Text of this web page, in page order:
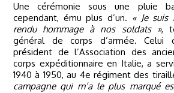
Une cérémonie sous une pluie
cependant, ému plus d’un. « Je suis
rendu hommage à nos soldats »,
général de corps d’armée. Celui
président de l’Association des
corps expéditionnaire en Italie, a
1940 à 1950, au 4e régiment des
campagne qui m’a le plus marqué